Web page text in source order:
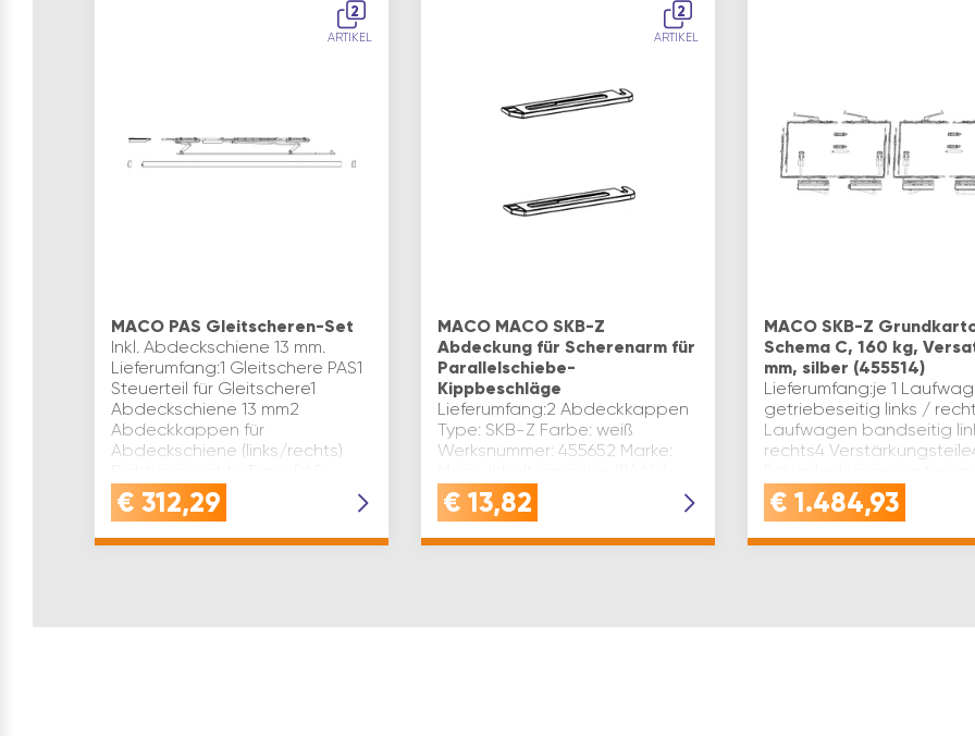
2
ARTIKEL
MACO PAS Gleitscheren-Set
Inkl. Abdeckschiene 13 mm.
Lieferumfang:1 Gleitschere PAS1
Steuerteil für Gleitschere1
Abdeckschiene 13 mm2
Abdeckkappen für
Abdeckschiene (links/rechts)
Werksnummer: 466…
€ 312,29
2
ARTIKEL
MACO MACO SKB-Z
Abdeckung für Scherenarm für
Parallelschiebe-
Kippbeschläge
Lieferumfang:2 Abdeckkappen
Type: SKB-Z Farbe: weiß
Werksnummer: 455652 Marke:
€ 13,82
MACO SKB-Z
Schema C, 160 kg,
mm, silber (455514)
Lieferumfang:je 1
getriebeseitig links /
Laufwagen bandseitig
rechts4
Schnapper4
oben mit Schere4
€ 1.484,93